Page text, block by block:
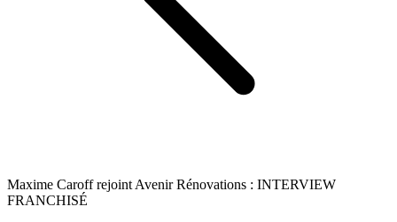
Maxime Caroff rejoint Avenir Rénovations : INTERVIEW
FRANCHISÉ